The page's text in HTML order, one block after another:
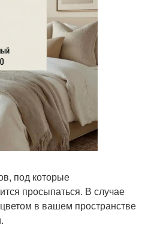
под которые
просыпаться. В случае
в вашем пространстве